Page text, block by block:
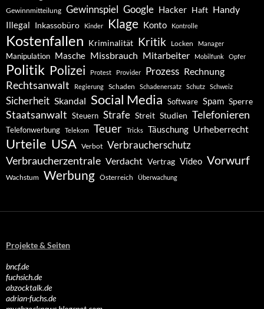
Gewinnmitteilung Gewinnspiel Google Hacker Haft Handy
Illegal Inkassobüro Kinder Klage Konto Kontrolle
Kostenfallen Kriminalität Kritik Locken Manager
Manipulation Masche Missbrauch Mitarbeiter Mobilfunk Opfer
Politik Polizei Protest Provider Prozess Rechnung
Rechtsanwalt Regierung Schaden Schadenersatz Schutz Schweiz
Sicherheit Skandal Social Media Software Spam Sperre
Staatsanwalt Steuern Strafe Streit Studien Telefonieren
Telefonwerbung Telekom Teuer Tricks Täuschung Urheberrecht
Urteile USA Verbot Verbraucherschutz
Verbraucherzentrale Verdacht Vertrag Video Vorwurf
Wachstum Werbung Österreich Überwachung
Projekte & Seiten
bncf.de
fuchsich.de
abzocktalk.de
adrian-fuchs.de